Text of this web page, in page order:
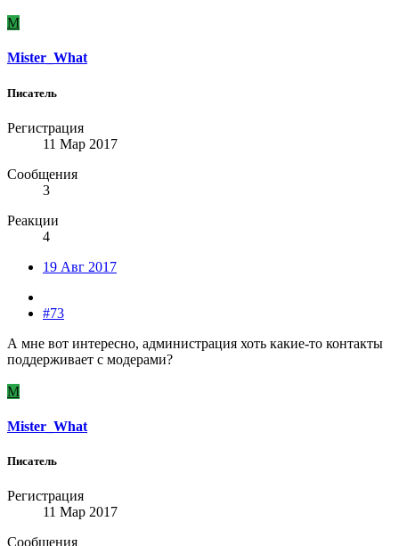
M
Mister_What
Писатель
Регистрация
11 Мар 2017
Сообщения
3
Реакции
4
19 Авг 2017
#73
А мне вот интересно, администрация хоть какие-то контакты
поддерживает с модерами?
M
Mister_What
Писатель
Регистрация
11 Мар 2017
Сообщения